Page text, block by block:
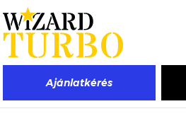
AjánlatkérésMásik típus